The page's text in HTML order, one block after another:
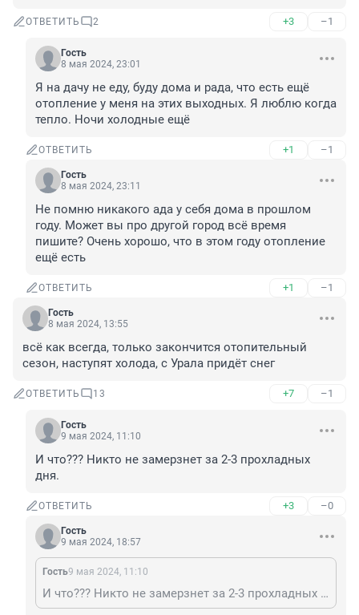
ОТВЕТИТЬ 2 +3 –1
Гость
8 мая 2024, 23:01
Я на дачу не еду, буду дома и рада, что есть ещё
отопление у меня на этих выходных. Я люблю когда
тепло. Ночи холодные ещё
ОТВЕТИТЬ +1 –1
Гость
8 мая 2024, 23:11
Не помню никакого ада у себя дома в прошлом
году. Может вы про другой город всё время
пишите? Очень хорошо, что в этом году отопление
ещё есть
ОТВЕТИТЬ +1 –1
Гость
8 мая 2024, 13:55
всё как всегда, только закончится отопительный
сезон, наступят холода, с Урала придёт снег
ОТВЕТИТЬ 13 +7 –1
Гость
9 мая 2024, 11:10
И что??? Никто не замерзнет за 2-3 прохладных
дня.
ОТВЕТИТЬ +3 –0
Гость
9 мая 2024, 18:57
Гость9 мая 2024, 11:10
И что??? Никто не замерзнет за 2-3 прохладных дня.